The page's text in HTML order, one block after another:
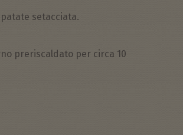
setacciata.
preriscaldato per circa 10